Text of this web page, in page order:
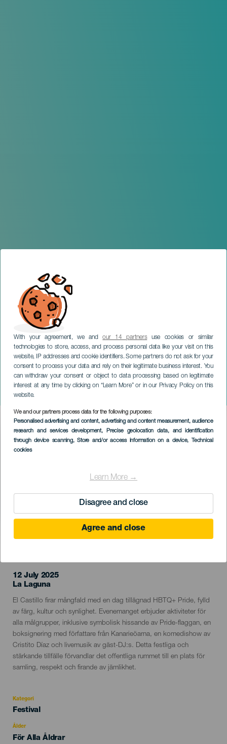
With your agreement, we andour 14 partnersuse cookies or similar
technologies to store, access, and process personal data like your visit on this
website, IP addresses and cookie identifiers. Some partners do not ask for your
consent to process your data and rely on their legitimate business interest. You
can withdraw your consent or object to data processing based on legitimate
interest at any time by clicking on “Learn More” or in our Privacy Policy on this
website.
We and our partners process data for the following purposes:
Personalised advertising and content, advertising and content measurement, audience
research and services development, Precise geolocation data, and identification
through device scanning, Store and/or access information on a device, Technical
cookies
Learn More →
Disagree and close
Agree and close
Stolthet i El Castillo
TENERIFE
Imagen
Listado
12 July 2025
Localidad
La Laguna
Descripción
del
evento
El Castillo firar mångfald med en dag tillägnad HBTQ+ Pride, fylld
av färg, kultur och synlighet. Evenemanget erbjuder aktiviteter för
alla målgrupper, inklusive symbolisk hissande av Pride-flaggan, en
boksignering med författare från Kanarieöarna, en komedishow av
Cristito Díaz och livemusik av gäst-DJ:s. Detta festliga och
stärkande tillfälle förvandlar det offentliga rummet till en plats för
samling, respekt och firande av jämlikhet.
Kategori
Categoría
evento
Festival
Ålder
Edad
För Alla Åldrar